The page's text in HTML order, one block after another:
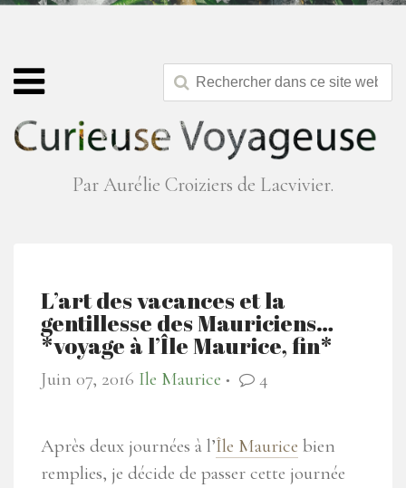
Par Aurélie Croiziers de Lacvivier.
L’art des vacances et la
gentillesse des Mauriciens…
*voyage à l’Île Maurice, fin*
Juin 07, 2016 Ile Maurice ● 4
Après deux journées à l’Île Maurice bien
remplies, je décide de passer cette journée